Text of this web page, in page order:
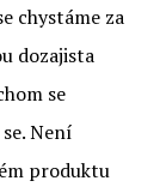
chystáme za
dozajista
se
Není
produktu